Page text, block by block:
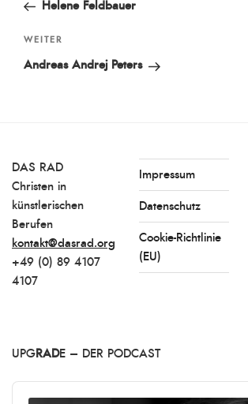
Helene Feldbauer
Nächster
Beitrag
WEITER
Andreas Andrej Peters
DAS RAD
Christen in
künstlerischen
Berufen
kontakt@dasrad.org
+49 (0) 89 4107
4107
Impressum
Datenschutz
Cookie-Richtlinie
(EU)
UPG RADE – DER PODCAST
Audio